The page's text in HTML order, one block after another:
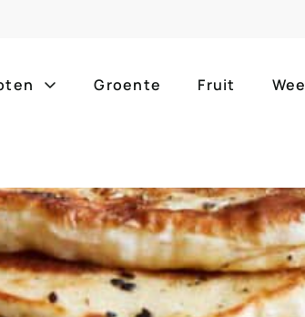
ontbijt bijgerechten
lunch hoofdgerechten
borrelhapjes desserts
alle
alle
zomer
Groente Fruit